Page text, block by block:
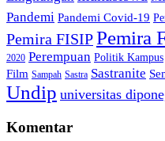
Pandemi Pandemi Covid-19
Pemira FISIPPemira
2020 Perempuan Politik Kampus
Film Sampah Sastra Sastranite
Undip universitas
Komentar